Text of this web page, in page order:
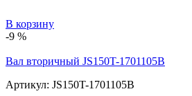
В корзину
-9 %
Вал вторичный JS150T-1701105B
Артикул: JS150T-1701105B